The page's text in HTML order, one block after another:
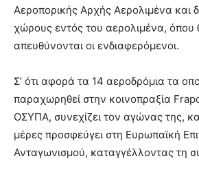
Αεροπορικής Αρχής Αερολιμένα και
χώρους εντός του αερολιμένα,
απευθύνονται οι ενδιαφερόμενοι.
Σ’ ότι αφορά τα 14 αεροδρόμια τα
παραχωρηθεί στην κοινοπραξία
ΟΣΥΠΑ, συνεχίζει τον αγώνας της,
μέρες προσφεύγει στη Ευρωπαϊκή
Ανταγωνισμού, καταγγέλλοντας τη